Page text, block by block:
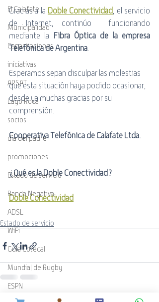
El Calafate
Municipalidad
Capacitaciones
iniciativas
ARSAT
Lago Roca
socios
día del padre
promociones
Estado de servicio
Banda Negativa
ADSL
WiFi
Guía Cotecal
Mundial de Rugby
ESPN
Gracias a la Doble Conectividad , el servicio
de Internet, continúo  funcionando
mediante la Fibra Óptica de la empresa
Telefónica de Argentina
Esperamos sepan disculpar las molestias
que esta situación haya podido ocasionar,
desde ya muchas gracias por su
comprensión.
Cooperativa Telefónica de Calafate Ltda.
¿Qué es la Doble Conectividad?
Doble Conectividad
Estado de servicio